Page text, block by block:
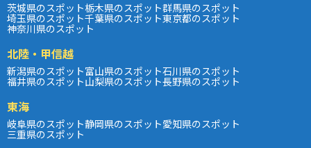
茨城県のスポット栃木県のスポット群馬県のスポット
埼玉県のスポット千葉県のスポット東京都のスポット
神奈川県のスポット
北陸・甲信越
新潟県のスポット富山県のスポット石川県のスポット
福井県のスポット山梨県のスポット長野県のスポット
東海
岐阜県のスポット静岡県のスポット愛知県のスポット
三重県のスポット